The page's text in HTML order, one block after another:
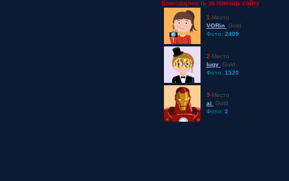
Благодарность за помощь сайту
1-Место
VORin Gold
Фото: 2409
2-Место
lugy Gold
Фото: 1520
3-Место
ai
Gold
Фото: 2